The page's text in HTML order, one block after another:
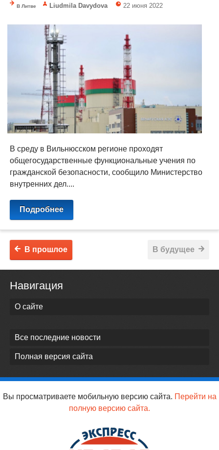
В Литве Liudmila Davydova 22 июня 2022
В среду в Вильнюсском регионе проходят
общегосударственные функциональные учения по
гражданской безопасности, сообщило Министерство
внутренних дел....
Подробнее
В будущее
В прошлое
Навигация
О сайте
Все последние новости
Полная версия сайта
Вы просматриваете мобильную версию сайта. Перейти на
полную версию сайта.